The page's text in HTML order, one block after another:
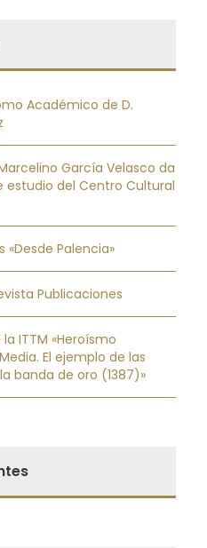
Académico de D.
García Velasco da
estudio del Centro Cultural
Palencia»
Publicaciones
ITTM «Heroísmo
El ejemplo de las
banda de oro (1387)»